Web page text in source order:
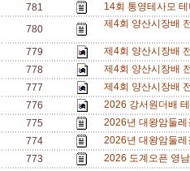
781
14회 통영테사모
780
제4회 양산시장배
779
제4회 양산시장배
778
제4회 양산시장배
777
제4회 양산시장배
776
2026 강서원더배
775
2026년 대왕암둘
774
2026년 대왕암둘
773
2026 도계오픈 영